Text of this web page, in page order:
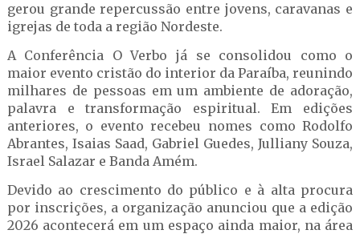
gerou grande repercussão entre jovens, caravanas e
igrejas de toda a região Nordeste.
A Conferência O Verbo já se consolidou como o
maior evento cristão do interior da Paraíba, reunindo
milhares de pessoas em um ambiente de adoração,
palavra e transformação espiritual. Em edições
anteriores, o evento recebeu nomes como Rodolfo
Abrantes, Isaias Saad, Gabriel Guedes, Julliany Souza,
Israel Salazar e Banda Amém.
Devido ao crescimento do público e à alta procura
por inscrições, a organização anunciou que a edição
2026 acontecerá em um espaço ainda maior, na área